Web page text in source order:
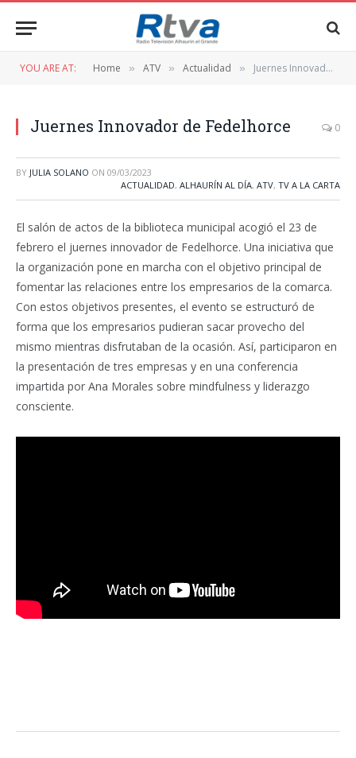
YOU ARE AT: Home » ATV » Actualidad » Juernes Innovador de Fedelhorce
Juernes Innovador de Fedelhorce 0
BY JULIA SOLANO ON 09/03/2023
ACTUALIDAD, ALHAURÍN AL DÍA, ATV, TV A LA CARTA
El salón de actos de la biblioteca municipal acogió el 23 de
febrero el juernes innovador de Fedelhorce. Una iniciativa que
la organización pone en marcha con el objetivo principal de
fomentar las relaciones entre los empresarios de la comarca.
Con estos objetivos presentes, el evento se estructuró de
forma que los empresarios pudieran sacar provecho del
mismo mientras disfrutaban de la ocasión. Así, participaron en
la presentación de tres empresas y en una conferencia
impartida por Ana Morales sobre mindfulness y liderazgo
consciente.